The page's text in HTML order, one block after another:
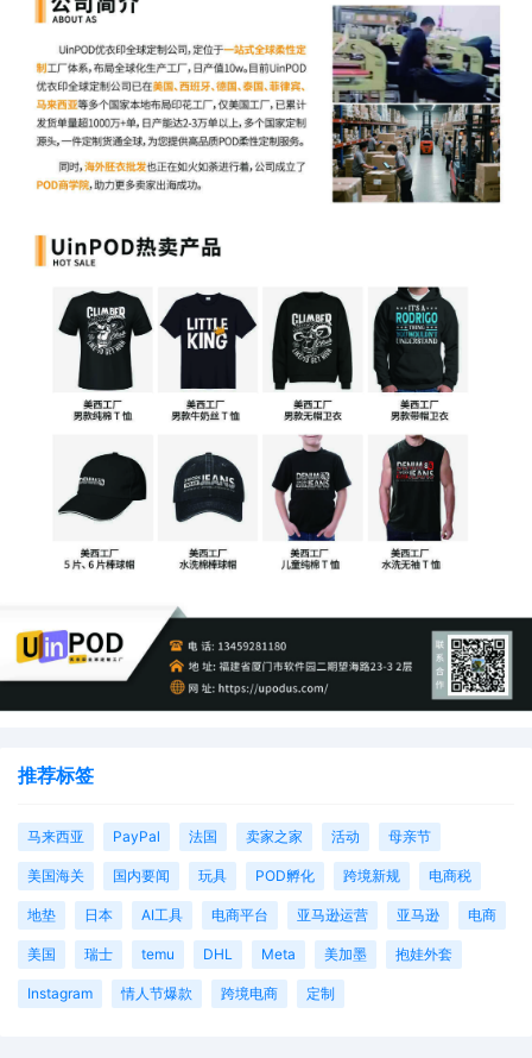
推荐标签
马来西亚 PayPal 法国 卖家之家 活动 母亲节
美国海关 国内要闻 玩具 POD孵化 跨境新规 电商税
地垫 日本 AI工具 电商平台 亚马逊运营 亚马逊 电商
美国 瑞士 temu DHL Meta 美加墨 抱娃外套
Instagram 情人节爆款 跨境电商 定制